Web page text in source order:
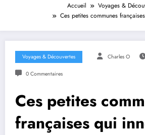
Accueil
Voyages &
Ces petites communes
Voyages & Découvertes Charles O
0 Commentaires
Ces petites
françaises qui